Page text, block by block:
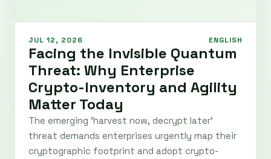
JUL 12, 2026 ENGLISH
Facing the Invisible Quantum
Threat: Why Enterprise
Crypto-Inventory and Agility
Matter Today
The emerging 'harvest now, decrypt later'
threat demands enterprises urgently map their
cryptographic footprint and adopt crypto-